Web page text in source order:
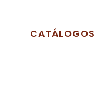
CATÁLOGOS